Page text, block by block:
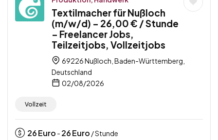
Textilmacher für Nußloch
(m/w/d) – 26,00 € / Stunde
– Freelancer Jobs,
Teilzeitjobs, Vollzeitjobs
69226 Nußloch, Baden-Württemberg,
Deutschland
02/08/2026
Vollzeit
26Euro - 26Euro / Stunde